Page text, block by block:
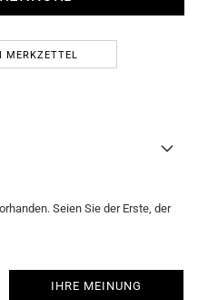
MERKZETTEL
Seien Sie der Erste, der
IHRE MEINUNG